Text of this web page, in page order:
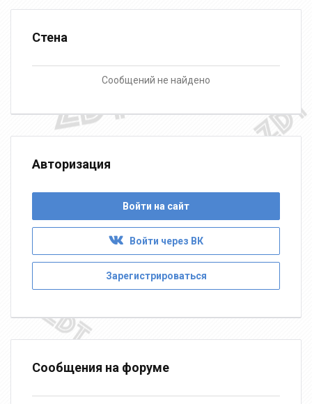
Стена
Сообщений не найдено
Авторизация
Войти на сайт
Войти через ВК
Зарегистрироваться
Сообщения на форуме